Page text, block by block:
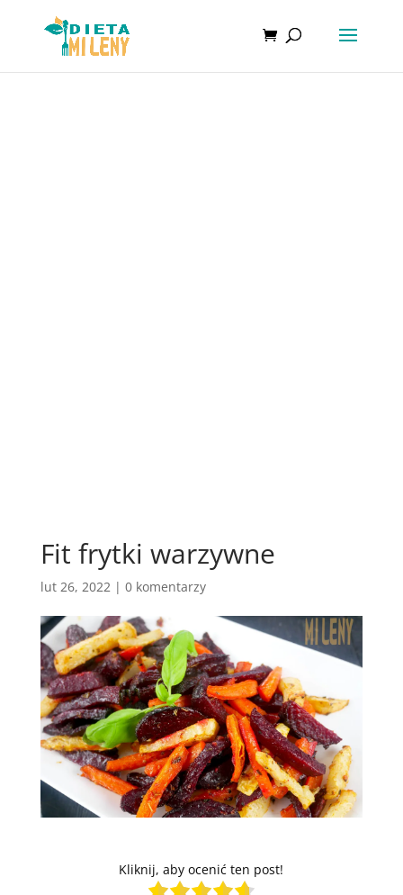
Fit frytki warzywne
lut 26, 2022| 0 komentarzy
Kliknij, aby ocenić ten post!